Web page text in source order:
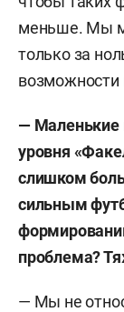
меньше. Мы
только за
возможности
— Маленькие
уровня
слишком
сильным
проблема?
— Мы не